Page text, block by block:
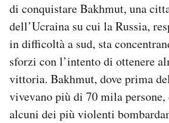
Area Personale
Newsletter
Notifiche mobile
Regala il Post
Hai bisogno di aiuto?
di conquistare Bakhmut, una
dell’Ucraina su cui la Russia,
in difficoltà a sud, sta
sforzi con l’intento di ottenere
vittoria. Bakhmut, dove prima
vivevano più di 70 mila persone,
alcuni dei più violenti